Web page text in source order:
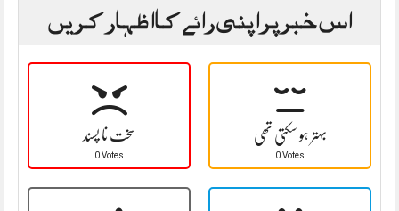
اس خبر پر اپنی رائے کا اظہار کریں
سخت نا پسند
0 Votes
بہتر ہو سکتی تھی
0 Votes